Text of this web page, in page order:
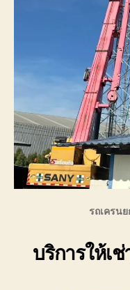
รถเครน
บริการให้เ